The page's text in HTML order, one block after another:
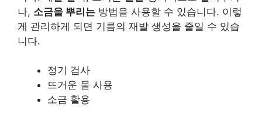
나, 소금을 뿌리는 방법을 사용할 수 있습니다. 이렇
게 관리하게 되면 기름의 재발 생성을 줄일 수 있습
니다.
정기 검사
뜨거운 물 사용
소금 활용